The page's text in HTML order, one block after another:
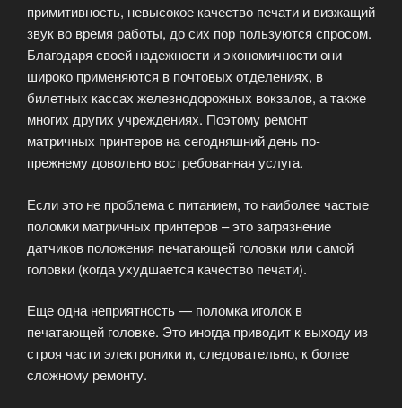
примитивность, невысокое качество печати и визжащий
звук во время работы, до сих пор пользуются спросом.
Благодаря своей надежности и экономичности они
широко применяются в почтовых отделениях, в
билетных кассах железнодорожных вокзалов, а также
многих других учреждениях. Поэтому ремонт
матричных принтеров на сегодняшний день по-
прежнему довольно востребованная услуга.
Если это не проблема с питанием, то наиболее частые
поломки матричных принтеров – это загрязнение
датчиков положения печатающей головки или самой
головки (когда ухудшается качество печати).
Еще одна неприятность — поломка иголок в
печатающей головке. Это иногда приводит к выходу из
строя части электроники и, следовательно, к более
сложному ремонту.